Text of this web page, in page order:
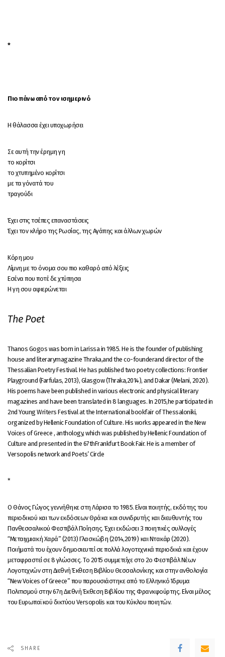
*
Πιο πάνω από τον ισημερινό
Η θάλασσα έχει υποχωρήσει
Σε αυτή την έρημη γη
το κορίτσι
το χτυπημένο κορίτσι
με τα γόνατά του
τραγούδι
Έχει στις τσέπες επαναστάσεις
Έχει τον κλήρο της Ρωσίας, της Αγάπης και άλλων χωρών
Κόρη μου
Λίμνη με το όνομα σου πιο καθαρό από λέξεις
Εσένα που ποτέ δε χτύπησα
Η γη σου αφιερώνεται
The Poet
Thanos Gogos was born in Larissa in 1985. He is the founder of publishing
house and literarymagazine Thraka,and the co-founderand director of the
Thessalian Poetry Festival. He has published two poetry collections: Frontier
Playground (Farfulas, 2013), Glasgow (Thraka,2014), and Dakar (Melani, 2020).
His poems have been published in various electronic and physical literary
magazines and have been translated in 8 languages. In 2015,he participated in
2nd Young Writers Festival at the International bookfair of Thessaloniki,
organized by Hellenic Foundation of Culture. His works appeared in the New
Voices of Greece , anthology, which was published by Hellenic Foundation of
Culture and presented in the 67thFrankfurt Book Fair. He is a member of
Versopolis network and Poets’ Circle
*
Ο Θάνος Γώγος γεννήθηκε στη Λάρισα το 1985. Είναι ποιητής, εκδότης του
περιοδικού και των εκδόσεων Θράκα και συνιδρυτής και διευθυντής του
Πανθεσσαλικού Φεστιβάλ Ποίησης. Έχει εκδώσει 3 ποιητικές συλλογές
“Μεταιχμιακή Χαρά” (2013) Γλασκώβη (2014,2019) και Ντακάρ (2020).
Ποιήματά του έχουν δημοσιευτεί σε πολλά λογοτεχνικά περιοδικά και έχουν
μεταφραστεί σε 8 γλώσσες. Το 2015 συμμετείχε στο 2ο Φεστιβάλ Νέων
Λογοτεχνών στη Διεθνή Έκθεση Βιβλίου Θεσσαλονίκης και στην ανθολογία
“New Voices of Greece” που παρουσιάστηκε από το Ελληνικό Ίδρυμα
Πολιτισμού στην 67η Διεθνή Έκθεση Βιβλίου της Φρανκφούρτης. Είναι μέλος
του Ευρωπαϊκού δικτύου Versopolis και του Κύκλου ποιητών.
SHARE